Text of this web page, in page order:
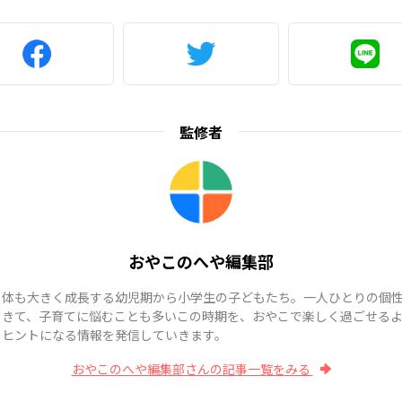
監修者
おやこのへや編集部
も大きく成長する幼児期から小学生の子どもたち。一人ひとりの個
て、子育てに悩むことも多いこの時期を、おやこで楽しく過ごせるよ
ントになる情報を発信していきます。
おやこのへや編集部さんの記事一覧をみる